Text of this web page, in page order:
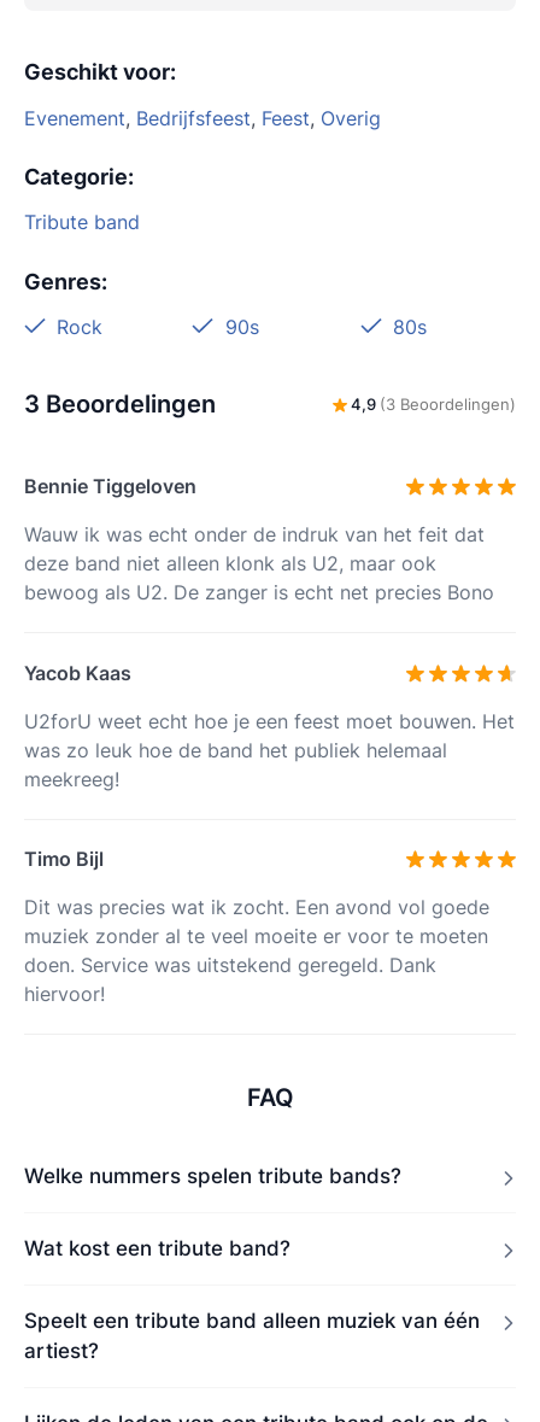
Geschikt voor:
Evenement, Bedrijfsfeest, Feest, Overig
Categorie:
Tribute band
Genres:
Rock 90s 80s
3 Beoordelingen 4,9 (3 Beoordelingen)
Bennie Tiggeloven
Wauw ik was echt onder de indruk van het feit dat
deze band niet alleen klonk als U2, maar ook
bewoog als U2. De zanger is echt net precies Bono
Yacob Kaas
U2forU weet echt hoe je een feest moet bouwen. Het
was zo leuk hoe de band het publiek helemaal
meekreeg!
Timo Bijl
Dit was precies wat ik zocht. Een avond vol goede
muziek zonder al te veel moeite er voor te moeten
doen. Service was uitstekend geregeld. Dank
hiervoor!
FAQ
Welke nummers spelen tribute bands?
Wat kost een tribute band?
Speelt een tribute band alleen muziek van één
artiest?